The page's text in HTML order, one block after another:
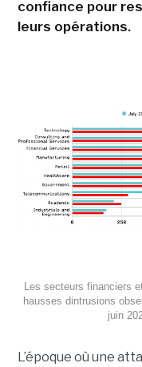
confiance pour
leurs opérations.
Les secteurs financiers
hausses dintrusions
juin
L’époque où une